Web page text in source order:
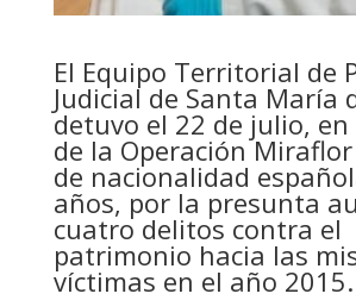
El Equipo Territorial de
Judicial de Santa María
detuvo el 22 de julio, en
de la Operación Miraflor
de nacionalidad
años, por la presunta
cuatro delitos contra el
patrimonio hacia las
víctimas en el año 2015.